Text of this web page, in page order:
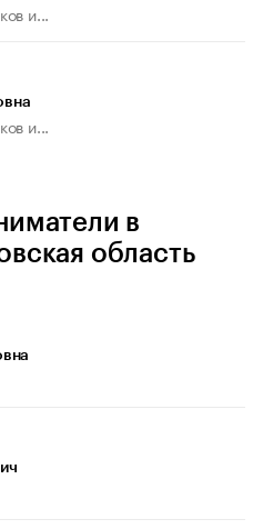
и...
и...
в
область